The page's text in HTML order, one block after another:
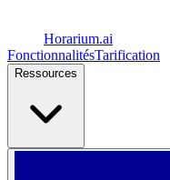
Horarium.ai
FonctionnalitésTarification
Ressources